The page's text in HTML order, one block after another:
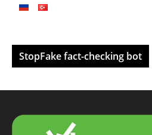
StopFake fact-checking bot